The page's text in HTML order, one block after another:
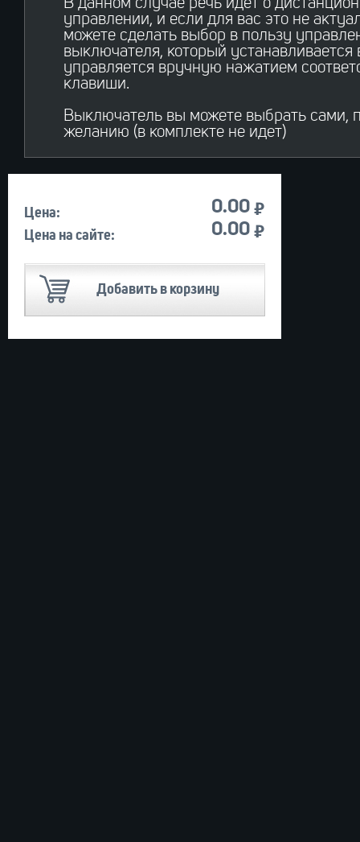
В данном случае речь идет о
управлении, и если для вас это не
можете сделать выбор в пользу
выключателя, который устанавливается
управляется вручную нажатием
клавиши.
Выключатель вы можете выбрать сами,
желанию (в комплекте не идет)
Цена: 0.00 Й
Цена на сайте: 0.00 Й
Добавить в корзину